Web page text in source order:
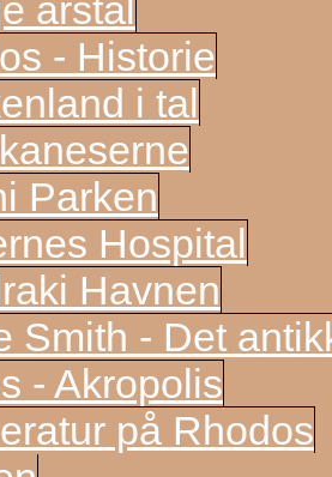
årstal
- Historie
i tal
Parken
Hospital
Havnen
Smith - Det
- Akropolis
på Rhodos